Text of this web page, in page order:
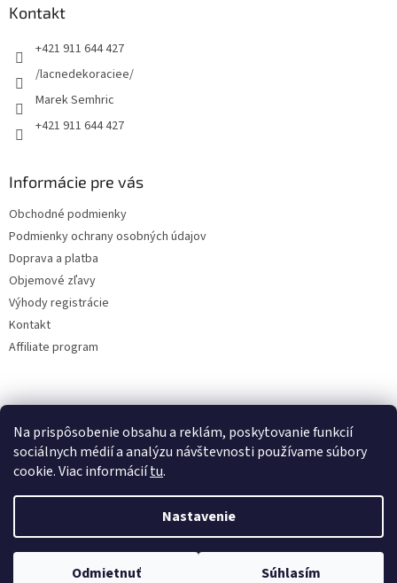
Na prispôsobenie obsahu a reklám, poskytovanie funkcií
sociálnych médií a analýzu návštevnosti používame súbory
cookie. Viac informáciítu.
Nastavenie
Odmietnuť Súhlasím
Kontakt
+421 911 644 427
/lacnedekoraciee/
Marek Semhric
+421 911 644 427
Informácie pre vás
Obchodné podmienky
Podmienky ochrany osobných údajov
Doprava a platba
Objemové zľavy
Výhody registrácie
Kontakt
Affiliate program
Copyright 2026lacne-dekoracie.sk. Všetky práva vyhradené.
Upraviť nastavenie cookies